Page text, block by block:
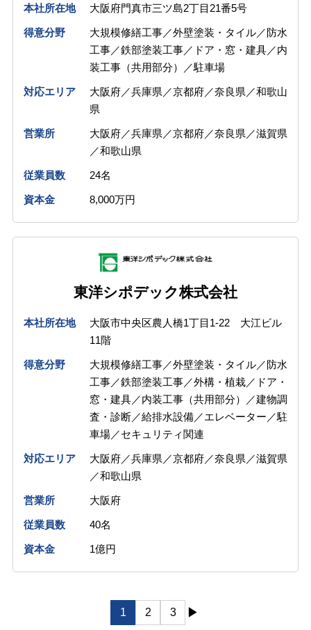
本社所在地 大阪府門真市三ツ島2丁目21番5号
得意分野
大規模修繕工事／外壁塗装・タイル／防水
工事／鉄部塗装工事／ドア・窓・建具／内
装工事（共用部分）／駐車場
対応エリア
大阪府／兵庫県／京都府／奈良県／和歌山
県
営業所
大阪府／兵庫県／京都府／奈良県／滋賀県
／和歌山県
従業員数 24名
資本金 8,000万円
東洋シポデック株式会社
本社所在地
大阪市中央区農人橋1丁目1-22 大江ビル
11階
得意分野
大規模修繕工事／外壁塗装・タイル／防水
工事／鉄部塗装工事／外構・植栽／ドア・
窓・建具／内装工事（共用部分）／建物調
査・診断／給排水設備／エレベーター／駐
車場／セキュリティ関連
対応エリア
大阪府／兵庫県／京都府／奈良県／滋賀県
／和歌山県
営業所 大阪府
従業員数 40名
資本金 1億円
1 2 3 ▶